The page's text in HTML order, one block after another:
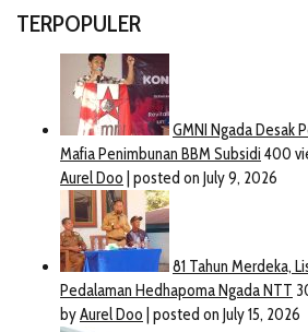
TERPOPULER